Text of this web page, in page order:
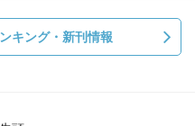
キング・新刊情報